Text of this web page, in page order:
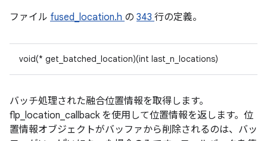
ファイル fused_location.h の 343 行の定義。
void(* get_batched_location)(int last_n_locations)
バッチ処理された融合位置情報を取得します。
flp_location_callback を使用して位置情報を返します。位
置情報オブジェクトがバッファから削除されるのは、バッ